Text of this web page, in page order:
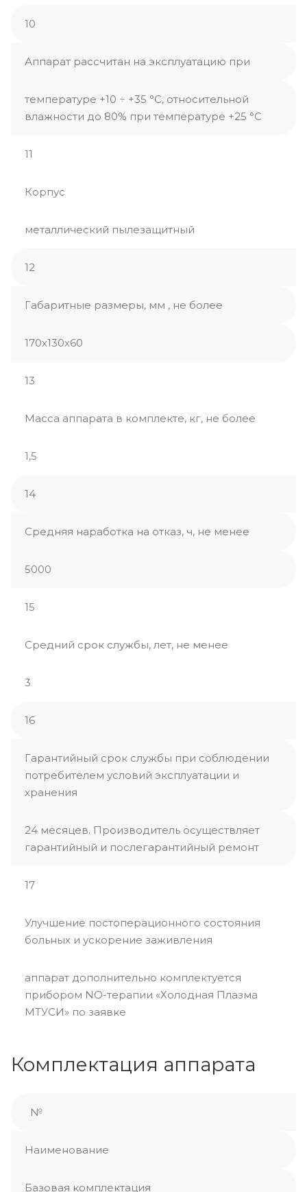
10
Аппарат рассчитан на эксплуатацию при
температуре +10 ÷ +35 °С, относительной
влажности до 80% при температуре +25 °С
11
Корпус
металлический пылезащитный
12
Габаритные размеры, мм , не более
170х130х60
13
Масса аппарата в комплекте, кг, не более
1,5
14
Средняя наработка на отказ, ч, не менее
5000
15
Средний срок службы, лет, не менее
3
16
Гарантийный срок службы при соблюдении
потребителем условий эксплуатации и
хранения
24 месяцев. Производитель осуществляет
гарантийный и послегарантийный ремонт
17
Улучшение постоперационного состояния
больных и ускорение заживления
аппарат дополнительно комплектуется
прибором NO-терапии «Холодная Плазма
МТУСИ» по заявке
Комплектация аппарата
№
Наименование
Базовая комплектация